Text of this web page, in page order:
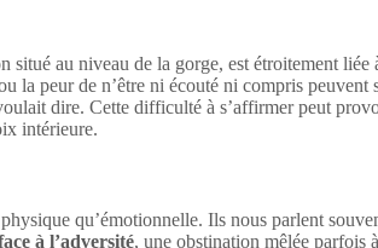
au niveau de la gorge, est étroitement
la peur de n’être ni écouté ni compris
dire. Cette difficulté à s’affirmer peut
intérieure.
qu’émotionnelle. Ils nous parlent
à l’adversité, une obstination mêlée parfois